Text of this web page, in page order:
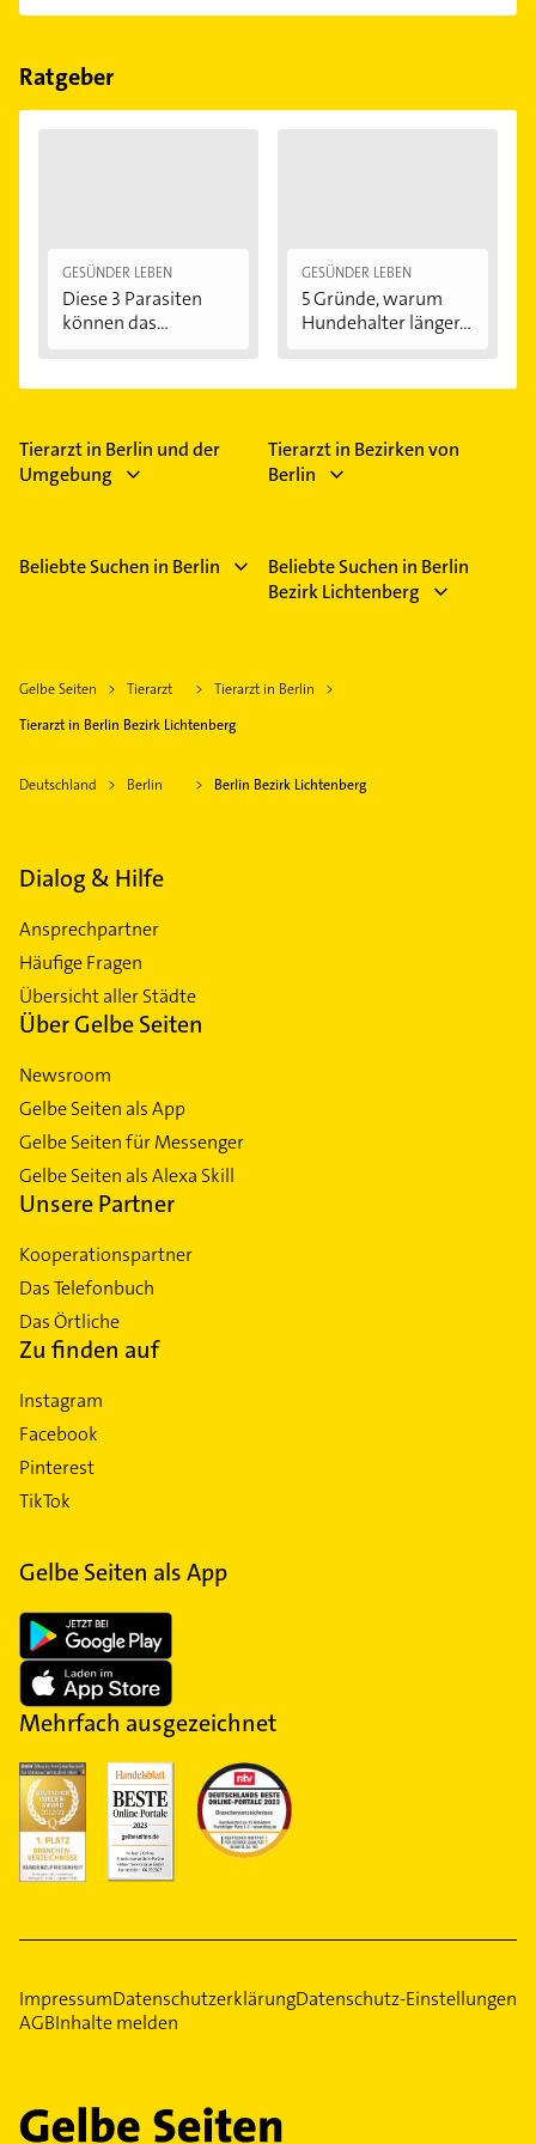
einfach nachBewertungensortiert anzeigen lassen.
Im Anbieter-Bereich finden Sie alleÖffnungszeiten.
Feiertagen abweichen können.
Ratgeber
GESÜNDER LEBEN
Diese 3 Parasiten
können das
GESÜNDER LEBEN
5 Gründe, warum
Hundehalter länger...
Tierarzt in Berlin und der
Umgebung
Tierarzt in Bezirken von
Berlin
Beliebte Suchen in Berlin
Beliebte Suchen in Berlin
Bezirk Lichtenberg
Gelbe Seiten Tierarzt
Tierarzt in Berlin
Tierarzt in Berlin Bezirk Lichtenberg
Deutschland Berlin Berlin Bezirk Lichtenberg
Dialog & Hilfe
Ansprechpartner
Häufige Fragen
Übersicht aller Städte
Über Gelbe Seiten
Newsroom
Gelbe Seiten als App
Gelbe Seiten für Messenger
Gelbe Seiten als Alexa Skill
Unsere Partner
Kooperationspartner
Das Telefonbuch
Das Örtliche
Zu finden auf
Instagram
Facebook
Pinterest
TikTok
Gelbe Seiten als App
Mehrfach ausgezeichnet
ImpressumDatenschutzerklärungDatenschutz-Einstellungen
AGBInhalte melden